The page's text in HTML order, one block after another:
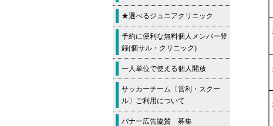
★選べるジュニアクリニック
予約に便利な無料個人メンバー登
録(個サル・クリニック)
一人単位で使える個人開放
サッカーチーム〔営利・スクー
ル〕ご利用について
バナー広告協賛 募集